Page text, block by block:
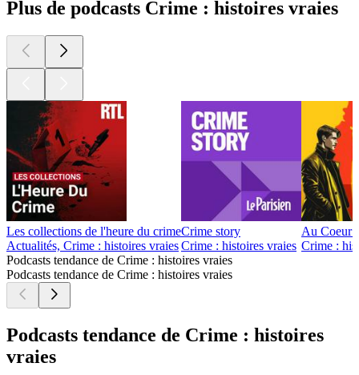
Plus de podcasts Crime : histoires vraies
Les collections de l'heure du crime
Actualités, Crime : histoires vraies
Crime story
Crime : histoires vraies
Au Coeur
Crime :
Podcasts tendance de Crime : histoires vraies
Podcasts tendance de Crime : histoires vraies
Podcasts tendance de Crime : histoires
vraies